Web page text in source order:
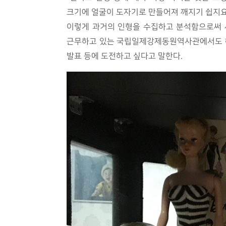
크기에 얼굴이 도자기로 만들어져 깨지기 쉽지
이렇게 과거의 인형을 수집하고 분석함으로
근무하고 있는 국립일제강제동원역사관에서
발표 등에 도전하고 싶다고 말한다.